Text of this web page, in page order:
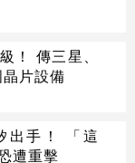
！ 傳三星、
片設備
出手！ 「這
遭重擊